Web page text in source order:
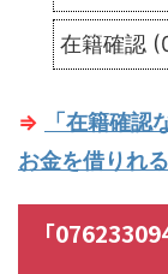
在籍確認 (
⇒
「在籍確
お金を借りれ
「